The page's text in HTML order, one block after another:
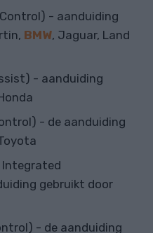
- aanduiding
BMW, Jaguar, Land
- aanduiding
- de aanduiding
Integrated
gebruikt door
- de aanduiding